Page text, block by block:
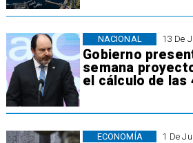
13 De
Gobierno
semana
el cálculo de las
NACIONAL
1 De
ECONOMÍA